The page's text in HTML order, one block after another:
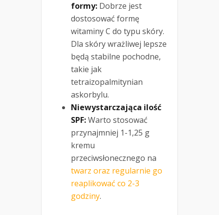
formy: Dobrze jest
dostosować formę
witaminy C do typu skóry.
Dla skóry wrażliwej lepsze
będą stabilne pochodne,
takie jak
tetraizopalmitynian
askorbylu.
Niewystarczająca ilość
SPF:Warto stosować
przynajmniej 1-1,25 g
kremu
przeciwsłonecznego na
twarz oraz regularnie go
reaplikować co 2-3
godziny.